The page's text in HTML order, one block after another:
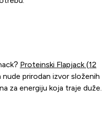
Proteinski Flapjack (12
prirodan izvor složenih
za energiju koja traje duže.